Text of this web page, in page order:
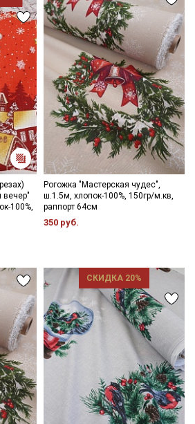
вещей;
отбеливателей;
состоянии;
от оригинального цвета
настроек вашего монитора, и в
тон ткани может отличаться.
вечер"
100%,
Рогожка "Мастерская чудес",
ш.1.5м, хлопок-100%, 150гр/м.кв,
раппорт 64см
350 руб.
СКИДКА 20%
от Купава
здесь дополнительные
скидки до 30% на узкие
тканей
обработки персональных
на обработку персональных
рекламных и